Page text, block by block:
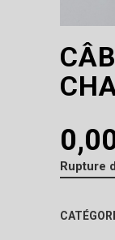
Rupture